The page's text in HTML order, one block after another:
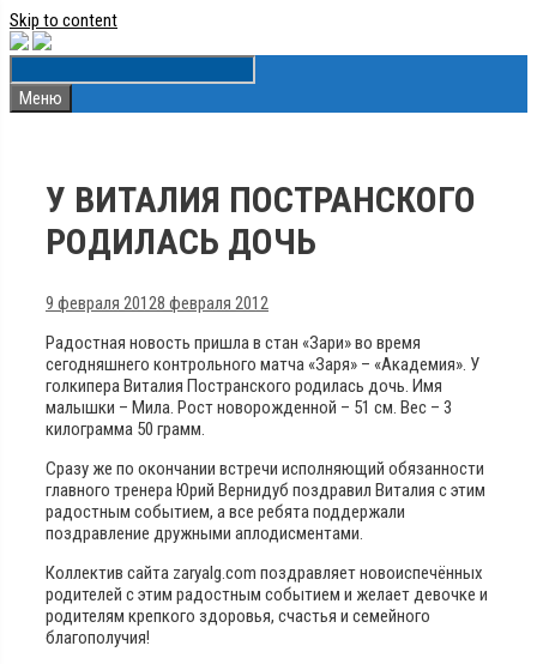
Skip to content
Меню
У ВИТАЛИЯ ПОСТРАНСКОГО
РОДИЛАСЬ ДОЧЬ
9 февраля 20128 февраля 2012
Радостная новость пришла в стан «Зари» во время
сегодняшнего контрольного матча «Заря» – «Академия». У
голкипера Виталия Постранского родилась дочь. Имя
малышки – Мила. Рост новорожденной – 51 см. Вес – 3
килограмма 50 грамм.
Сразу же по окончании встречи исполняющий обязанности
главного тренера Юрий Вернидуб поздравил Виталия с этим
радостным событием, а все ребята поддержали
поздравление дружными аплодисментами.
Коллектив сайта zaryalg.com поздравляет новоиспечённых
родителей с этим радостным событием и желает девочке и
родителям крепкого здоровья, счастья и семейного
благополучия!